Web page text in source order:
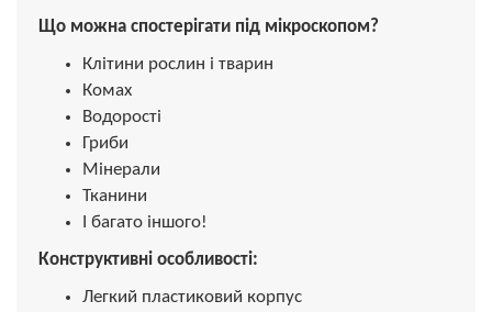
Що можна спостерігати під мікроскопом?
Клітини рослин і тварин
Комах
Водорості
Гриби
Мінерали
Тканини
І багато іншого!
Конструктивні особливості:
Легкий пластиковий корпус